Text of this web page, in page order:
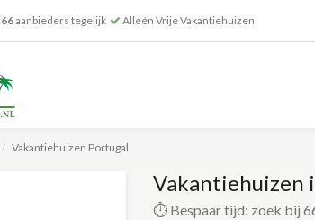
66aanbieders tegelijk Alléén Vrije Vakantiehuizen
Vakantiehuizen Portugal
Vakantiehuizen
⏱️ Bespaar tijd: zoek bij